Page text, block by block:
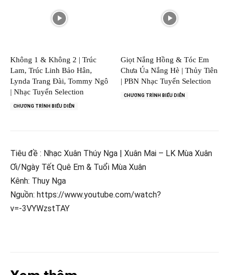
Không 1 & Không 2 | Trúc
Lam, Trúc Linh Bảo Hân,
Lynda Trang Đài, Tommy Ngô
| Nhạc Tuyển Selection
CHƯƠNG TRÌNH BIỂU DIỄN
Giọt Nắng Hồng & Tóc Em
Chưa Úa Nắng Hè | Thủy Tiên
| PBN Nhạc Tuyển Selection
CHƯƠNG TRÌNH BIỂU DIỄN
Tiêu đề : Nhạc Xuân Thúy Nga | Xuân Mai – LK Mùa Xuân
Ơi/Ngày Tết Quê Em & Tuổi Mùa Xuân
Kênh: Thuy Nga
Nguồn: https://www.youtube.com/watch?
v=-3VYWzstTAY